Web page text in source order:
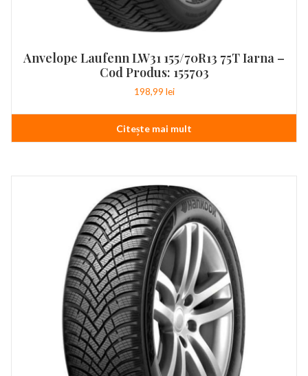
Anvelope Laufenn LW31 155/70R13 75T Iarna –
Cod Produs: 155703
198,99 lei
Citește mai mult